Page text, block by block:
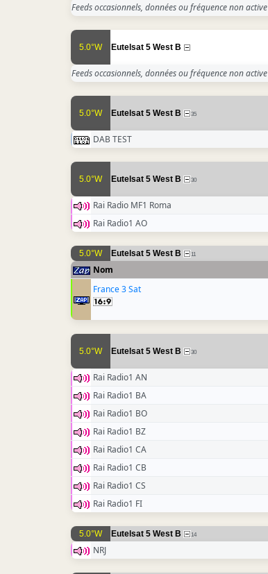
Feeds occasionnels, données ou fréquence non active
5.0°W Eutelsat 5 West B
Feeds occasionnels, données ou fréquence non active
5.0°W Eutelsat 5 West B 35
DAB TEST
5.0°W Eutelsat 5 West B 30
Rai Radio MF1 Roma
Rai Radio1 AO
5.0°W Eutelsat 5 West B 11
Nom
France 3 Sat
5.0°W Eutelsat 5 West B 30
Rai Radio1 AN
Rai Radio1 BA
Rai Radio1 BO
Rai Radio1 BZ
Rai Radio1 CA
Rai Radio1 CB
Rai Radio1 CS
Rai Radio1 FI
5.0°W Eutelsat 5 West B 14
NRJ